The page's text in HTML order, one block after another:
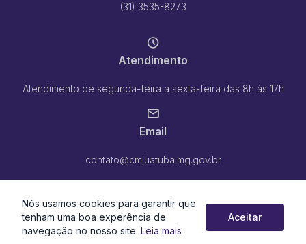
(31) 3535-8273
Atendimento
Atendimento de segunda-feira a sexta-feira das 8h às 17h
Email
contato@cmjuatuba.mg.gov.br
Nós usamos cookies para garantir que
tenham uma boa experência de
navegação no nosso site. Leia mais
Aceitar